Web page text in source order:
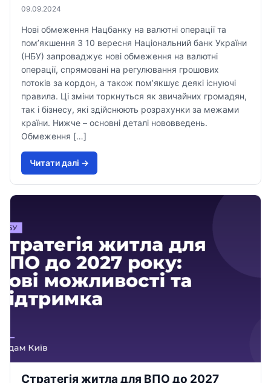
09.09.2024
Нові обмеження Нацбанку на валютні операції та
пом’якшення З 10 вересня Національний банк України
(НБУ) запроваджує нові обмеження на валютні
операції, спрямовані на регулювання грошових
потоків за кордон, а також пом’якшує деякі існуючі
правила. Ці зміни торкнуться як звичайних громадян,
так і бізнесу, які здійснюють розрахунки за межами
країни. Нижче – основні деталі нововведень.
Обмеження […]
Читати далi →
Стратегія житла для ВПО до 2027